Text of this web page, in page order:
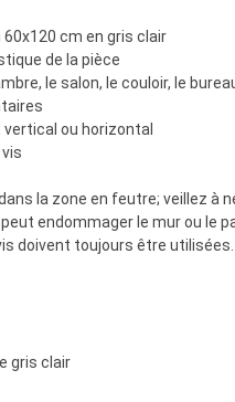
cm en gris clair
de la pièce
le salon, le couloir, le
ou horizontal
la zone en feutre; veillez à
endommager le mur ou le
doivent toujours être utilisées.
gris clair